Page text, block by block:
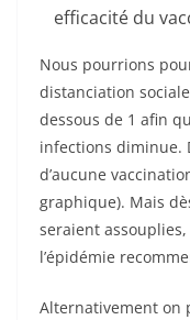
efficacité du
Nous pourrions
distanciation
dessous de 1 afin
infections diminue.
d’aucune
graphique). Mais
seraient
l’épidémie
Alternativement on